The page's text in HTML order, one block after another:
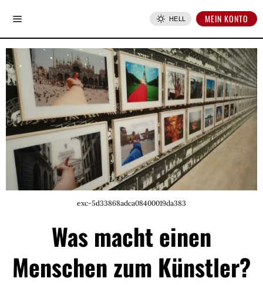
HELL MEIN KONTO
exc-5d33868adca08400019da383
Was macht einen
Menschen zum Künstler?